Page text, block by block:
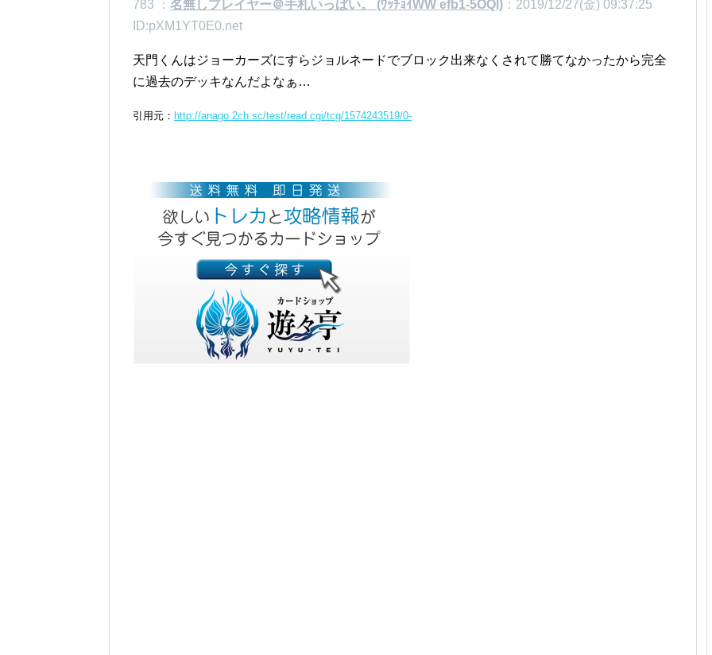
783 ： 名無しプレイヤー＠手札いっぱい。 (ﾜｯﾁｮｲWW efb1-5OQl) ：2019/12/27(金) 09:37:25
ID:pXM1YT0E0.net
天門くんはジョーカーズにすらジョルネードでブロック出来なくされて勝てなかったから完全
に過去のデッキなんだよなぁ…
引用元： http://anago.2ch.sc/test/read.cgi/tcg/1574243519/0-